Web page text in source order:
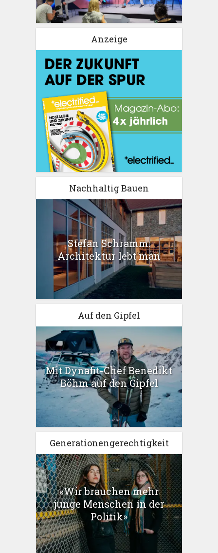
Anzeige
Nachhaltig Bauen
Stefan Schramm:
Architektur lebt man
Auf den Gipfel
Mit Dynafit-Chef Benedikt
Böhm auf den Gipfel
Generationengerechtigkeit
«Wir brauchen mehr
junge Menschen in der
Politik»